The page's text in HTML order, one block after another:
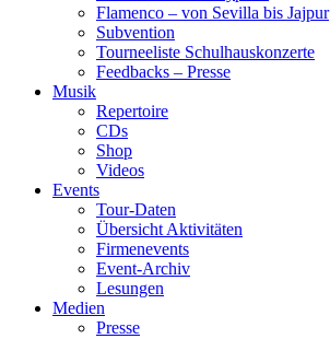
Flamenco – von Sevilla bis Jajpur
Subvention
Tourneeliste Schulhauskonzerte
Feedbacks – Presse
Musik
Repertoire
CDs
Shop
Videos
Events
Tour-Daten
Übersicht Aktivitäten
Firmenevents
Event-Archiv
Lesungen
Medien
Presse